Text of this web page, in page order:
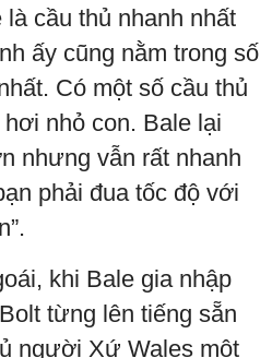
cầu thủ nhanh nhất
ấy cũng nằm trong số
Có một số cầu thủ
nhỏ con. Bale lại
nhưng vẫn rất nhanh
phải đua tốc độ với
khi Bale gia nhập
từng lên tiếng sẵn
người Xứ Wales một